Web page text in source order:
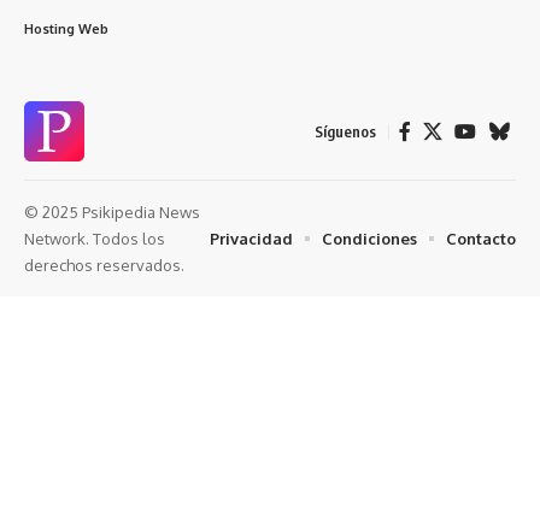
Hosting Web
Síguenos
© 2025 Psikipedia News
Network. Todos los
derechos reservados.
Privacidad Condiciones Contacto